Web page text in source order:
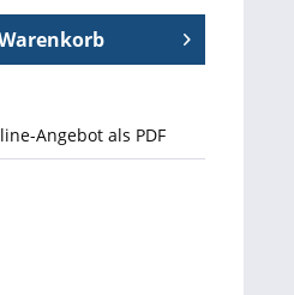
Angebot als PDF